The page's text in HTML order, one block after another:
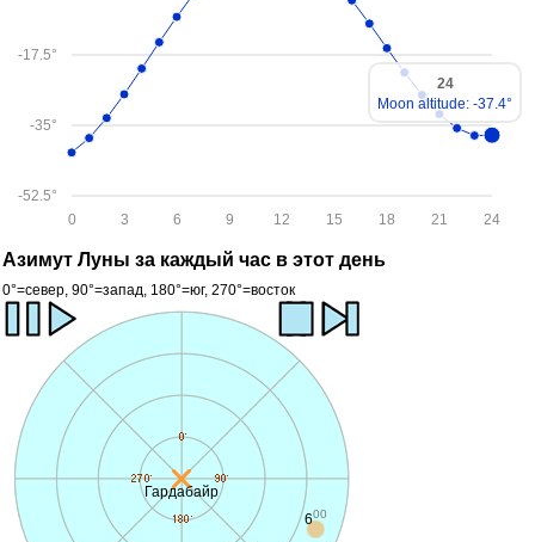
-52.5°
-35°
-17.5°
24
21
18
15
12
9
6
3
0
24
Moon altitude: -37.4°
Азимут Луны за каждый час в этот день
0°=север, 90°=запад, 180°=юг, 270°=восток
Гардабайр
600